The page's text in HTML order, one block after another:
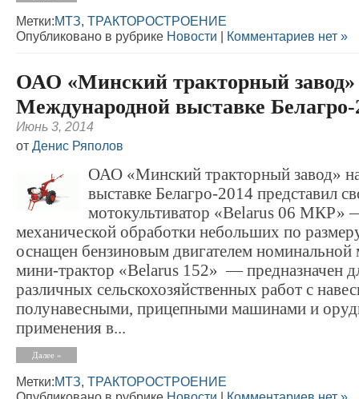
Метки:МТЗ, ТРАКТОРОСТРОЕНИЕ
Опубликовано в рубрике Новости | Комментариев нет »
ОАО «Минский тракторный завод»
Международной выставке Белагро-
Июнь 3, 2014
от Денис Ряполов
ОАО «Минский тракторный завод»
выставке Белагро-2014 представил
мотокультиватор «Belarus 06 МКР»
механической обработки небольших по
оснащен бензиновым двигателем
мини-трактор «Belarus 152» — предназначен
различных сельскохозяйственных работ с
полунавесными, прицепными машинами и
применения в...
Далее »
Метки:МТЗ, ТРАКТОРОСТРОЕНИЕ